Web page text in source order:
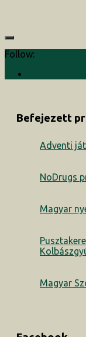
Follow:
Befejezett
Adventi
NoDrugs
Magyar
Magyar